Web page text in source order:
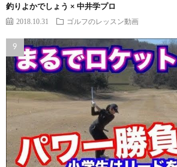
釣りよかでしょう × 中井学プロ
2018.10.31 ゴルフのレッスン動画